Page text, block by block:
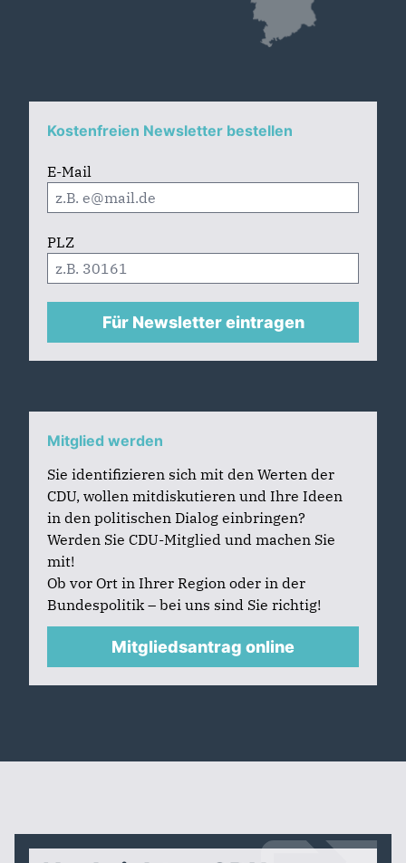
Kostenfreien Newsletter bestellen
E-Mail
PLZ
Für Newsletter eintragen
Mitglied werden
Sie identifizieren sich mit den Werten der
CDU, wollen mitdiskutieren und Ihre Ideen
in den politischen Dialog einbringen?
Werden Sie CDU-Mitglied und machen Sie
mit!
Ob vor Ort in Ihrer Region oder in der
Bundespolitik – bei uns sind Sie richtig!
Mitgliedsantrag online